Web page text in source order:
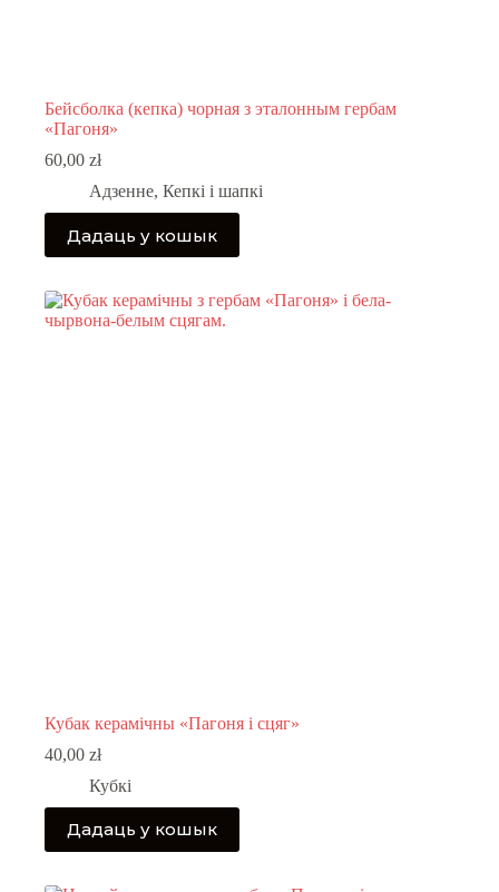
Бейсболка (кепка) чорная з эталонным гербам
«Пагоня»
60,00 zł
Адзенне, Кепкі і шапкі
Дадаць у кошык
Кубак керамічны «Пагоня і сцяг»
40,00 zł
Кубкі
Дадаць у кошык